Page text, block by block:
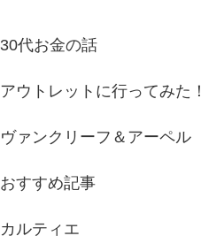
30代お金の話
アウトレットに行ってみた！
ヴァンクリーフ＆アーペル
おすすめ記事
カルティエ